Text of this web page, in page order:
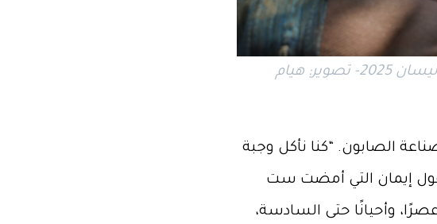
إيمان تحمل مقص تقليم النباتات الذي يرافقها دائمًا، اللاذقية، نيسان 2025- تصوير: هيام
الصابون. “كنا نأكل وجبة
تقول إيمان التي أمضت ست
وأحيانًا حتى السادسة،